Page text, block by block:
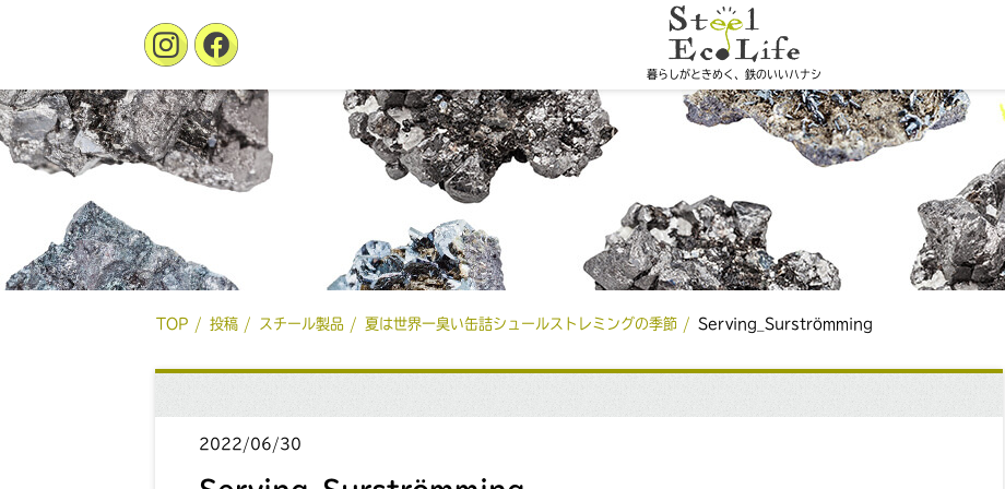
暮らしがときめく、鉄のいいハナシ
TOP 投稿 スチール製品 夏は世界一臭い缶詰シュールストレミングの季節 Serving_Surströmming
2022/06/30